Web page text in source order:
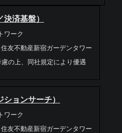
済基盤）
ワーク
友不動産新宿ガーデンタワー
の上、同社規定により優遇
ョンサーチ）
ワーク
友不動産新宿ガーデンタワー